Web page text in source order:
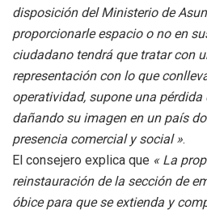
disposición del Ministerio de
proporcionarle espacio o no en
ciudadano tendrá que tratar con
representación con lo que
operatividad, supone una pérdida
dañando su imagen en un país
presencia comercial y social ».
El consejero explica que « La
reinstauración de la sección de
óbice para que se extienda y